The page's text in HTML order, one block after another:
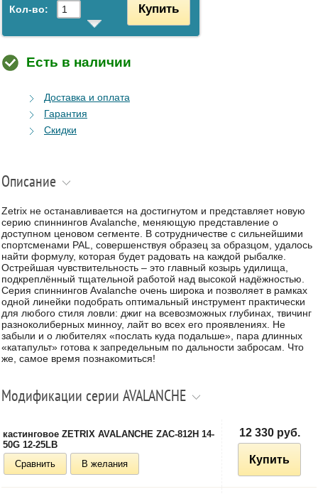
Кол-во: Купить
Есть в наличии
Доставка и оплата
Гарантия
Скидки
Описание
Zetrix не останавливается на достигнутом и представляет новую
серию спиннингов Avalanche, меняющую представление о
доступном ценовом сегменте. В сотрудничестве с сильнейшими
спортсменами PAL, совершенствуя образец за образцом, удалось
найти формулу, которая будет радовать на каждой рыбалке.
Острейшая чувствительность – это главный козырь удилища,
подкреплённый тщательной работой над высокой надёжностью.
Серия спиннингов Avalanche очень широка и позволяет в рамках
одной линейки подобрать оптимальный инструмент практически
для любого стиля ловли: джиг на всевозможных глубинах, твичинг
разноколиберных минноу, лайт во всех его проявлениях. Не
забыли и о любителях «послать куда подальше», пара длинных
«катапульт» готова к запредельным по дальности забросам. Что
же, самое время познакомиться!
Модификации серии AVALANCHE
кастинговое ZETRIX AVALANCHE ZAC-812H 14-
50G 12-25LB
Сравнить
В желания
12 330 руб.
Купить